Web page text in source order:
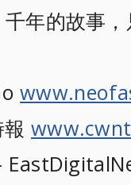
年的故事